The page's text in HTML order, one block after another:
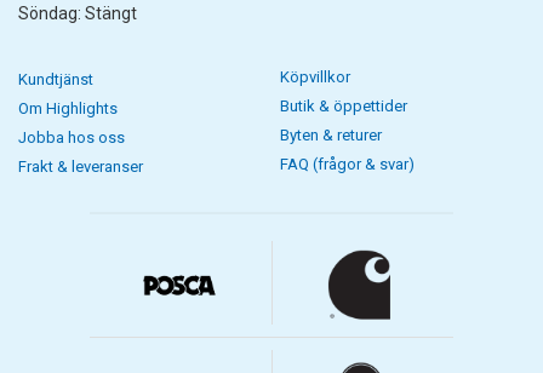
Söndag: Stängt
Kundtjänst
Om Highlights
Jobba hos oss
Frakt & leveranser
Köpvillkor
Butik & öppettider
Byten & returer
FAQ (frågor & svar)